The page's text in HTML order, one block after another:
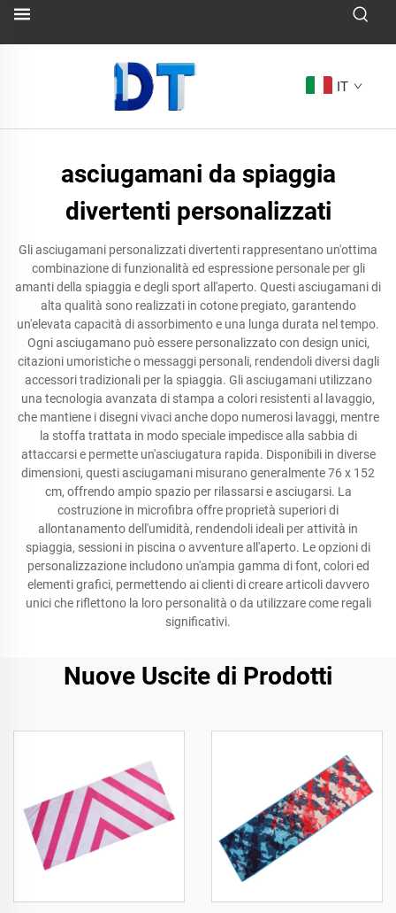
IT
asciugamani da spiaggia
divertenti personalizzati
Gli asciugamani personalizzati divertenti rappresentano un'ottima
combinazione di funzionalità ed espressione personale per gli
amanti della spiaggia e degli sport all'aperto. Questi asciugamani di
alta qualità sono realizzati in cotone pregiato, garantendo
un'elevata capacità di assorbimento e una lunga durata nel tempo.
Ogni asciugamano può essere personalizzato con design unici,
citazioni umoristiche o messaggi personali, rendendoli diversi dagli
accessori tradizionali per la spiaggia. Gli asciugamani utilizzano
una tecnologia avanzata di stampa a colori resistenti al lavaggio,
che mantiene i disegni vivaci anche dopo numerosi lavaggi, mentre
la stoffa trattata in modo speciale impedisce alla sabbia di
attaccarsi e permette un'asciugatura rapida. Disponibili in diverse
dimensioni, questi asciugamani misurano generalmente 76 x 152
cm, offrendo ampio spazio per rilassarsi e asciugarsi. La
costruzione in microfibra offre proprietà superiori di
allontanamento dell'umidità, rendendoli ideali per attività in
spiaggia, sessioni in piscina o avventure all'aperto. Le opzioni di
personalizzazione includono un'ampia gamma di font, colori ed
elementi grafici, permettendo ai clienti di creare articoli davvero
unici che riflettono la loro personalità o da utilizzare come regali
significativi.
Nuove Uscite di Prodotti